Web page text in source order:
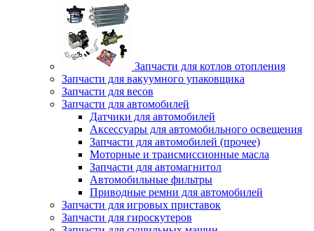
Запчасти для котлов отопления
Запчасти для вакуумного упаковщика
Запчасти для весов
Запчасти для автомобилей
Датчики для автомобилей
Аксессуары для автомобильного освещения
Запчасти для автомобилей (прочее)
Моторные и трансмиссионные масла
Запчасти для автомагнитол
Автомобильные фильтры
Приводные ремни для автомобилей
Запчасти для игровых приставок
Запчасти для гироскутеров